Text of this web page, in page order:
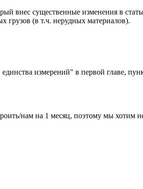
внес существенные изменения в
грузов (в т.ч. нерудных материалов).
измерений" в первой главе,
нам на 1 месяц, поэтому мы хотим